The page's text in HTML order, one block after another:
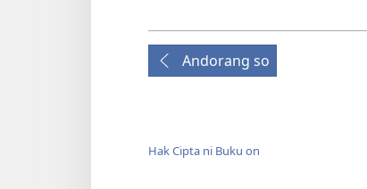
Andorang so
Hak Cipta ni Buku on